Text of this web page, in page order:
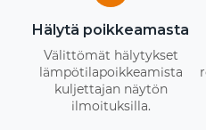
Hälytä poikkeamasta
Välittömät hälytykset
lämpötilapoikkeamista
kuljettajan näytön
ilmoituksilla.